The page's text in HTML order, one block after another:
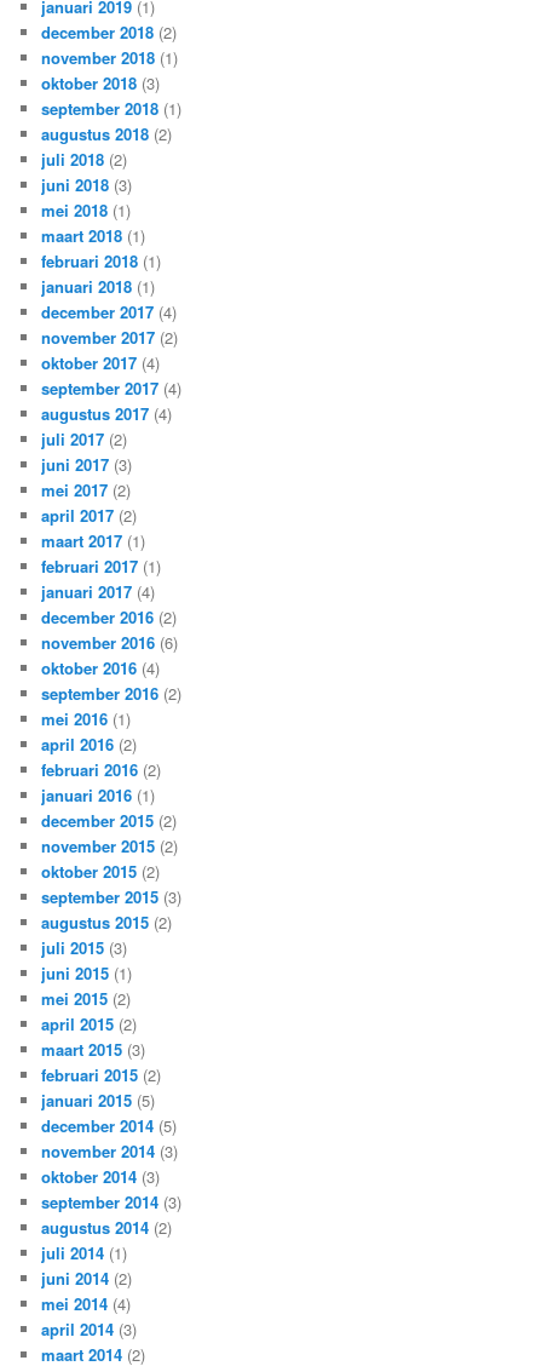
januari 2019 (1)
december 2018 (2)
november 2018 (1)
oktober 2018 (3)
september 2018 (1)
augustus 2018 (2)
juli 2018 (2)
juni 2018 (3)
mei 2018 (1)
maart 2018 (1)
februari 2018 (1)
januari 2018 (1)
december 2017 (4)
november 2017 (2)
oktober 2017 (4)
september 2017 (4)
augustus 2017 (4)
juli 2017 (2)
juni 2017 (3)
mei 2017 (2)
april 2017 (2)
maart 2017 (1)
februari 2017 (1)
januari 2017 (4)
december 2016 (2)
november 2016 (6)
oktober 2016 (4)
september 2016 (2)
mei 2016 (1)
april 2016 (2)
februari 2016 (2)
januari 2016 (1)
december 2015 (2)
november 2015 (2)
oktober 2015 (2)
september 2015 (3)
augustus 2015 (2)
juli 2015 (3)
juni 2015 (1)
mei 2015 (2)
april 2015 (2)
maart 2015 (3)
februari 2015 (2)
januari 2015 (5)
december 2014 (5)
november 2014 (3)
oktober 2014 (3)
september 2014 (3)
augustus 2014 (2)
juli 2014 (1)
juni 2014 (2)
mei 2014 (4)
april 2014 (3)
maart 2014 (2)